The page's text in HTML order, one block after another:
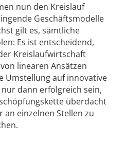
nun den Kreislauf
Geschäftsmodelle
gilt es, sämtliche
Es ist entscheidend,
Kreislaufwirtschaft
linearen Ansätzen
Umstellung auf innovative
dann erfolgreich sein,
überdacht
an einzelnen Stellen zu